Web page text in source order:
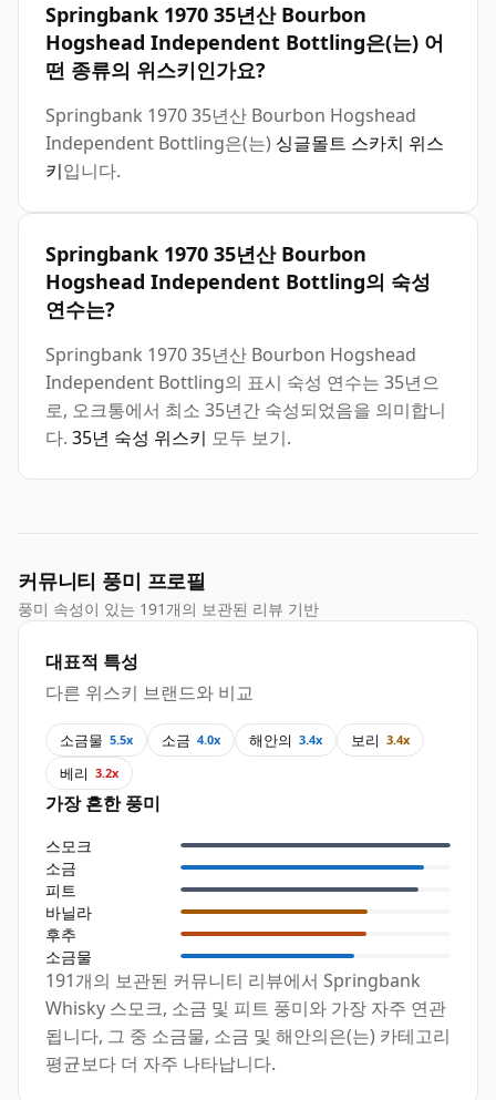
Springbank 1970 35년산 Bourbon
Hogshead Independent Bottling은(는) 어
떤 종류의 위스키인가요?
Springbank 1970 35년산 Bourbon Hogshead
Independent Bottling은(는) 싱글몰트 스카치 위스
키입니다.
Springbank 1970 35년산 Bourbon
Hogshead Independent Bottling의 숙성
연수는?
Springbank 1970 35년산 Bourbon Hogshead
Independent Bottling의 표시 숙성 연수는 35년으
로, 오크통에서 최소 35년간 숙성되었음을 의미합니
다. 35년 숙성 위스키 모두 보기.
커뮤니티 풍미 프로필
풍미 속성이 있는 191개의 보관된 리뷰 기반
대표적 특성
다른 위스키 브랜드와 비교
소금물 5.5x 소금 4.0x 해안의 3.4x 보리 3.4x
베리 3.2x
가장 흔한 풍미
스모크
소금
피트
바닐라
후추
소금물
191개의 보관된 커뮤니티 리뷰에서 Springbank
Whisky 스모크, 소금 및 피트 풍미와 가장 자주 연관
됩니다, 그 중 소금물, 소금 및 해안의은(는) 카테고리
평균보다 더 자주 나타납니다.